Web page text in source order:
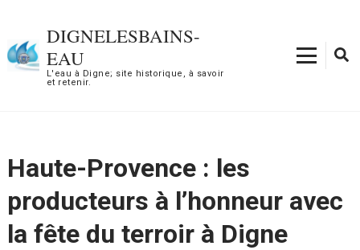
contenu
(Pressez
DIGNELESBAINS-
EAU
L'eau à Digne; site historique, à savoir
et retenir.
Haute-Provence : les
producteurs à l’honneur avec
la fête du terroir à Digne